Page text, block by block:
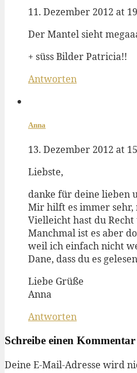
11. Dezember 2012 at
Der Mantel sieht
+ süss Bilder Patricia!!
Antworten
Anna
13. Dezember 2012 at
Liebste,
danke für deine lieben
Mir hilft es immer sehr,
Vielleicht hast du
Manchmal ist es aber
weil ich einfach nicht
Dane, dass du es
Liebe Grüße
Anna
Antworten
Schreibe einen Kommentar
Deine E-Mail-Adresse wird